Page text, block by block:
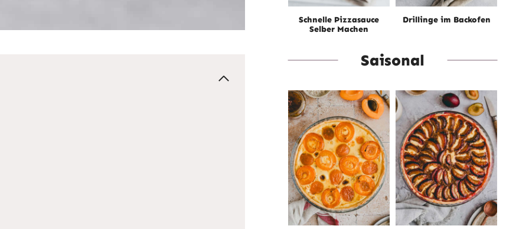
Schnelle Pizzasauce
Selber Machen
Drillinge im Backofen
Saisonal